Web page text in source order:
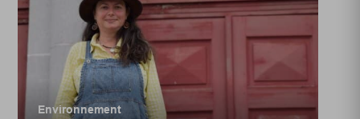
Environnement